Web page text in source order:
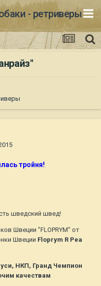
- ретриверы
тройня!
шведский швед!
Швеции "FLOPRYM" от
Швеции Floprym R Pea
НКП, Гранд Чемпион
качествам